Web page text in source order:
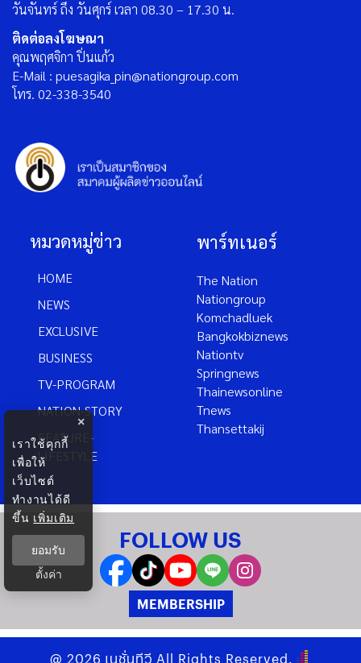
วันจันทร์ ถึง วันศุกร์ เวลา 08.30 – 17.30 น.
ติดต่อลงโฆษณา
คุณพฤศจิกา ปิ่นแก้ว
E-Mail : puesagika_pin@nationgroup.com
โทร. 02-338-3540
หมวดหมู่ข่าว
HOME
NEWS
EXCLUSIVE
BUSINESS
TV-PROGRAM
NATION-STORY
FEATURE-
LIFESTYLE
พาร์ทเนอร์
The Nation
Nationgroup
Komchadluek
Bangkokbiznews
Nationtv
Springnews
Thainewsonline
Tnews
Thansettakij
FOLLOW US
MEMBERSHIP
@ 2026 เนชั่นทีวี All Rights Reserved.
×
เราใช้คุกกี้
เพื่อให้
เว็บไซต์
ทำงานได้ดี
ขึ้น เพิ่มเติม
ยอมรับ
ตั้งค่า